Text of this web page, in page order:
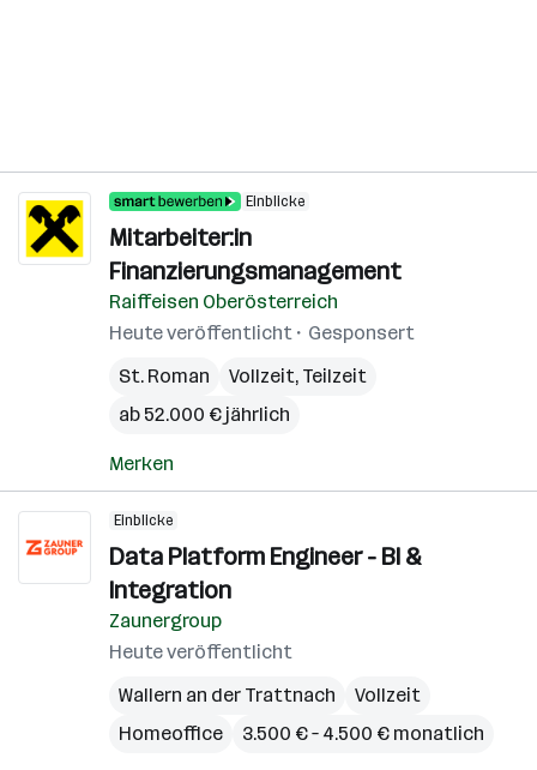
Einblicke
Mitarbeiter:in
Finanzierungsmanagement
Raiffeisen Oberösterreich
Heute veröffentlicht
Gesponsert
St. Roman
Vollzeit, Teilzeit
ab 52.000 € jährlich
Merken
Einblicke
Data Platform Engineer - BI &
Integration
Zaunergroup
Heute veröffentlicht
Wallern an der Trattnach
Vollzeit
Homeoffice
3.500 € – 4.500 € monatlich